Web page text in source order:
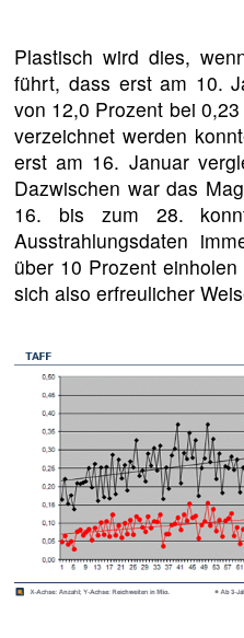
Plastisch wird dies,
führt, dass erst am 10.
von 12,0 Prozent bei
verzeichnet werden
erst am 16. Januar
Dazwischen war das
16. bis zum 28.
Ausstrahlungsdaten
über 10 Prozent
sich also erfreulicher